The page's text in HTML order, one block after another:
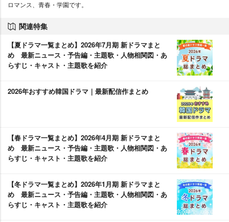
ロマンス、青春・学園です。
関連特集
【夏ドラマ一覧まとめ】2026年7月期 新ドラマまと
め 最新ニュース・予告編・主題歌・人物相関図・あ
らすじ・キャスト・主題歌を紹介
2026年おすすめ韓国ドラマ｜最新配信作まとめ
【春ドラマ一覧まとめ】2026年4月期 新ドラマまと
め 最新ニュース・予告編・主題歌・人物相関図・あ
らすじ・キャスト・主題歌を紹介
【冬ドラマ一覧まとめ】2026年1月期 新ドラマまと
め 最新ニュース・予告編・主題歌・人物相関図・あ
らすじ・キャスト・主題歌を紹介